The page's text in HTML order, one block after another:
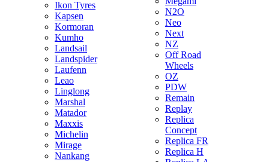
Ikon Tyres
Kapsen
Kormoran
Kumho
Landsail
Landspider
Laufenn
Leao
Linglong
Marshal
Matador
Maxxis
Michelin
Mirage
Nankang
N2O
Neo
Next
NZ
Off Road
Wheels
OZ
PDW
Remain
Replay
Replica
Concept
Replica FR
Replica H